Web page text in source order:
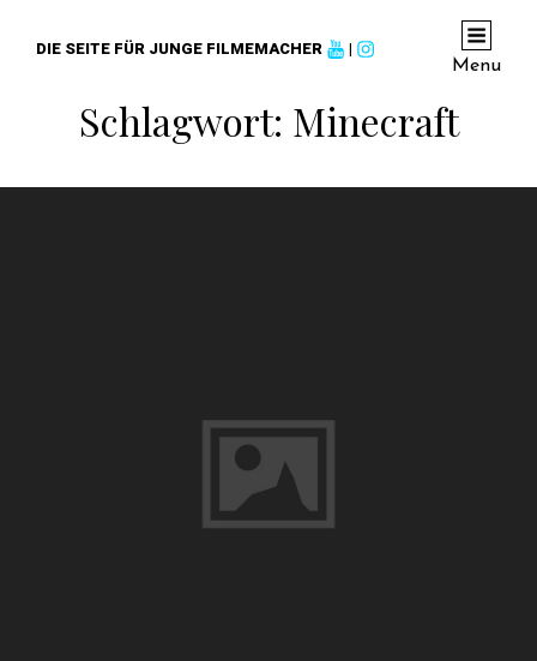
DIE SEITE FÜR JUNGE FILMEMACHER |
Menu
Schlagwort: Minecraft